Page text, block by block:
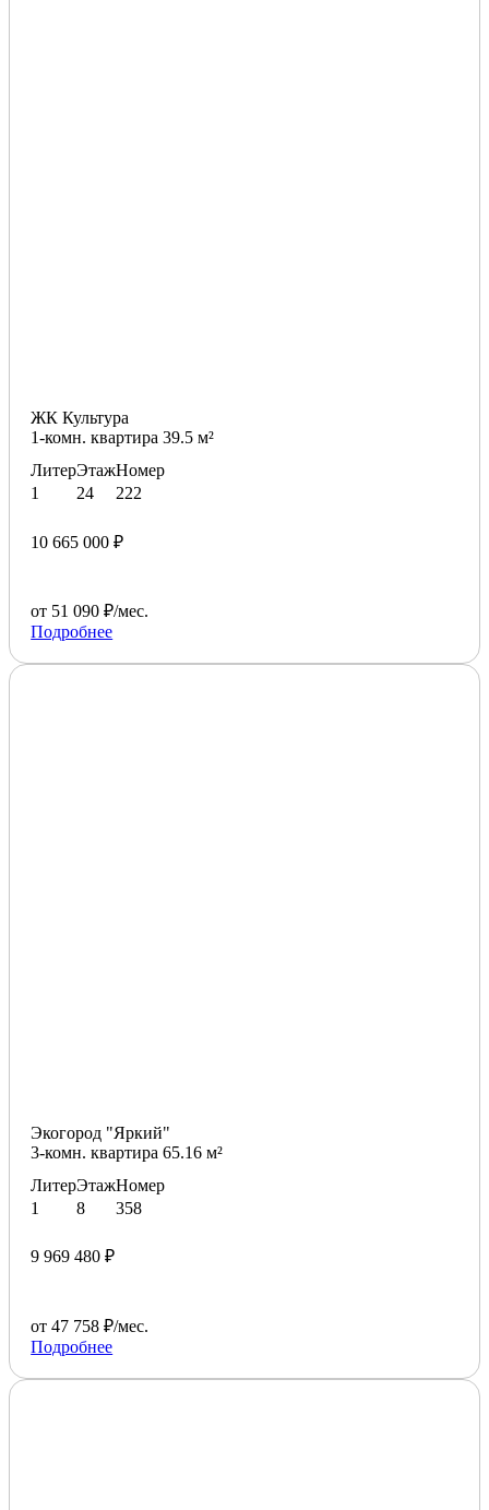
ЖК Культура
1-комн. квартира 39.5 м²
Литер
1
Этаж
24
Номер
222
10 665 000 ₽
от 51 090 ₽/мес.
Подробнее
Экогород "Яркий"
3-комн. квартира 65.16 м²
Литер
1
Этаж
8
Номер
358
9 969 480 ₽
от 47 758 ₽/мес.
Подробнее